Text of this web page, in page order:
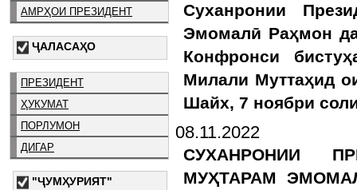
АМРҲОИ ПРЕЗИДЕНТ
ҶАЛАСАҲО
ПРЕЗИДЕНТ
ҲУКУМАТ
ПОРЛУМОН
ДИГАР
"ҶУМҲУРИЯТ"
Суханронии
Эмомалӣ Раҳмон
Конфронси
Милали Муттаҳид
Шайх, 7 ноябри
08.11.2022
СУХАНРОНИИ
МУҲТАРАМ